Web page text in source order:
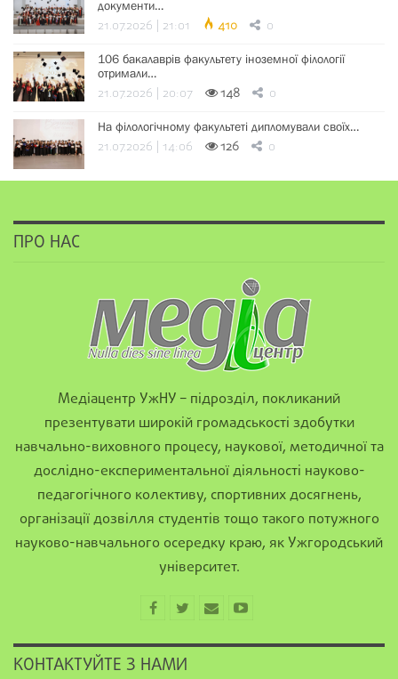
документи…
21.07.2026 | 21:01 410 0
106 бакалаврів факультету іноземної філології
отримали…
21.07.2026 | 20:07 148 0
На філологічному факультеті дипломували своїх…
21.07.2026 | 14:06 126 0
ПРО НАС
Медіацентр УжНУ – підрозділ, покликаний
презентувати широкій громадськості здобутки
навчально-виховного процесу, наукової, методичної та
дослідно-експериментальної діяльності науково-
педагогічного колективу, спортивних досягнень,
організації дозвілля студентів тощо такого потужного
науково-навчального осередку краю, як Ужгородський
університет.
КОНТАКТУЙТЕ З НАМИ